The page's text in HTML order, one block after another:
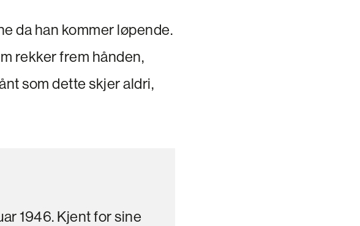
da han kommer løpende.
rekker frem hånden,
som dette skjer aldri,
1946. Kjent for sine